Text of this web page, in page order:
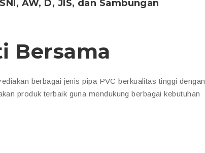
AW, D, JIS, dan Sambungan
Bersama
berbagai jenis pipa PVC berkualitas tinggi dengan
produk terbaik guna mendukung berbagai kebutuhan